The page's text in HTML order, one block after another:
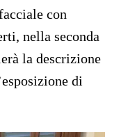
con
nella seconda
la descrizione
di